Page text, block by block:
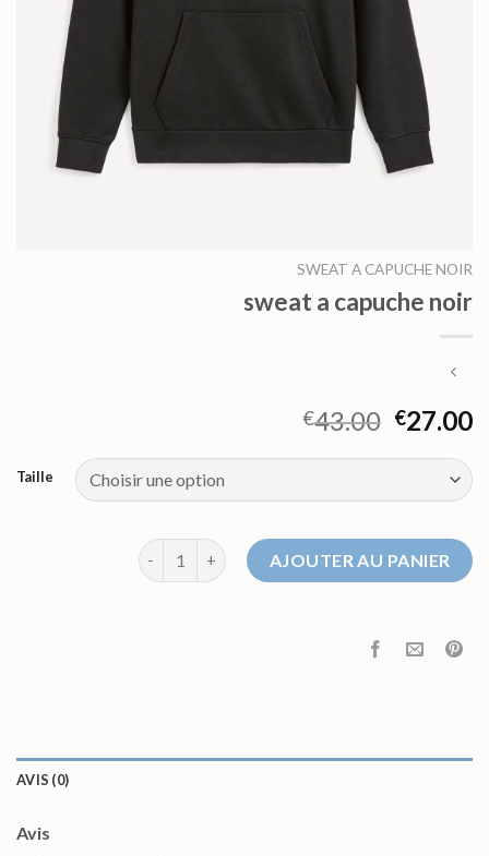
SWEAT A CAPUCHE NOIR
sweat a capuche noir
€43.00 €27.00
Taille
quantité de sweat a capuche noir
AJOUTER AU PANIER
AVIS (0)
Avis